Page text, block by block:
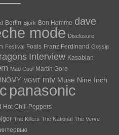
Berlin Bjork Bon Homme dave
mode Disclosure
Festival Foals Franz Ferdinand Gossip
Interview Kasabian
Mad Cool Martin Gore
MGMT mtv Muse Nine Inch
panasonic
Hot Chili Peppers
The Killers The National The Verve
интервью